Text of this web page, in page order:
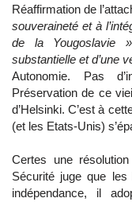
Réaffirmation de
souveraineté et à
de la Yougoslavie »
substantielle et d’une
Autonomie. Pas
Préservation de ce
d’Helsinki. C’est à
(et les Etats-Unis)
Certes une
Sécurité juge que
indépendance, il